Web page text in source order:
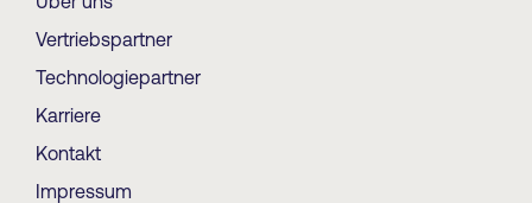
Vertriebspartner
Technologiepartner
Karriere
Kontakt
Impressum